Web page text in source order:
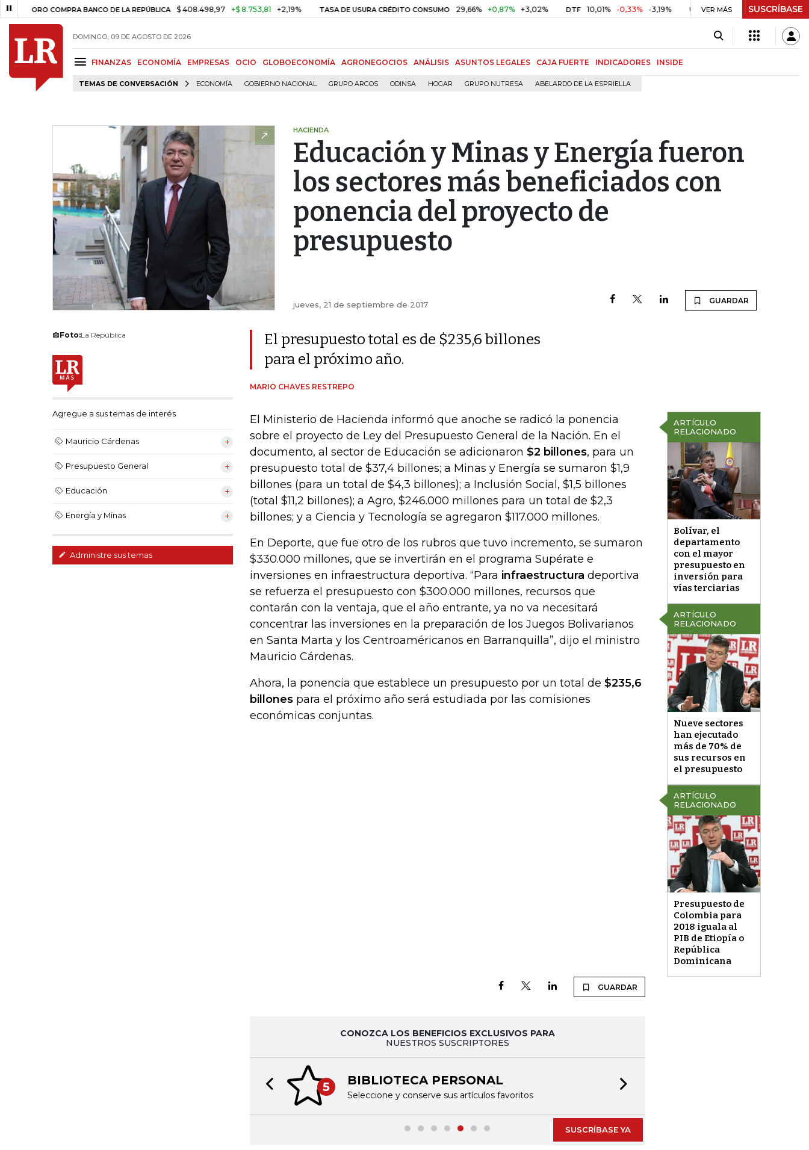
ORO COMPRA BANCO DE LA REPÚBLICA $ 408.498,97 +$ 8.753,81 +2,19% TASA DE USURA CRÉDITO CONSUMO 29,66% +0,87% +3,02% DTF 10,01% -0,33% -3,19% UVR $ 417,07 +$ 0,05 +0,01%
VER MÁS SUSCRÍBASE
DOMINGO, 09 DE AGOSTO DE 2026
FINANZAS ECONOMÍA EMPRESAS OCIO GLOBOECONOMÍA AGRONEGOCIOS ANÁLISIS ASUNTOS LEGALES CAJA FUERTE INDICADORES INSIDE
TEMAS DE CONVERSACIÓN ECONOMÍA GOBIERNO NACIONAL GRUPO ARGOS ODINSA HOGAR GRUPO NUTRESA ABELARDO DE LA ESPRIELLA
HACIENDA
Educación y Minas y Energía fueron
los sectores más beneficiados con
ponencia del proyecto de
presupuesto
jueves, 21 de septiembre de 2017 GUARDAR
Foto:La República
Agregue a sus temas de interés
Mauricio Cárdenas
Presupuesto General
Educación
Energía y Minas
Administre sus temas
El presupuesto total es de $235,6 billones
para el próximo año.
MARIO CHAVES RESTREPO
ARTÍCULO
RELACIONADO
Bolívar, el
departamento
con el mayor
presupuesto en
inversión para
vías terciarias
El Ministerio de Hacienda informó que anoche se radicó la ponencia
sobre el proyecto de Ley del Presupuesto General de la Nación. En el
documento, al sector de Educación se adicionaron $2 billones, para un
presupuesto total de $37,4 billones; a Minas y Energía se sumaron $1,9
billones (para un total de $4,3 billones); a Inclusión Social, $1,5 billones
(total $11,2 billones); a Agro, $246.000 millones para un total de $2,3
billones; y a Ciencia y Tecnología se agregaron $117.000 millones.
ARTÍCULO
RELACIONADO
Nueve sectores
han ejecutado
más de 70% de
sus recursos en
el presupuesto
En Deporte, que fue otro de los rubros que tuvo incremento, se sumaron
$330.000 millones, que se invertirán en el programa Supérate e
inversiones en infraestructura deportiva. “Para infraestructura deportiva
se refuerza el presupuesto con $300.000 millones, recursos que
contarán con la ventaja, que el año entrante, ya no va necesitará
concentrar las inversiones en la preparación de los Juegos Bolivarianos
en Santa Marta y los Centroaméricanos en Barranquilla”, dijo el ministro
Mauricio Cárdenas.
ARTÍCULO
RELACIONADO
Presupuesto de
Colombia para
2018 iguala al
PIB de Etiopía o
República
Dominicana
Ahora, la ponencia que establece un presupuesto por un total de $235,6
billones para el próximo año será estudiada por las comisiones
económicas conjuntas.
GUARDAR
CONOZCA LOS BENEFICIOS EXCLUSIVOS PARA
NUESTROS SUSCRIPTORES
5 BIBLIOTECA PERSONAL
Seleccione y conserve sus artículos favoritos
Previous slide
SUSCRÍBASE YA